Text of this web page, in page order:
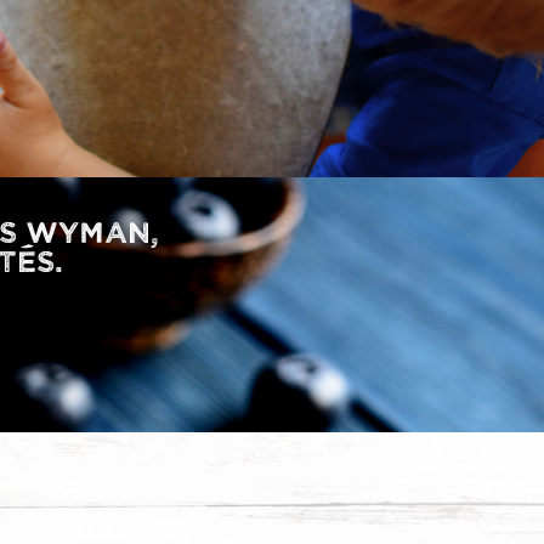
WYMAN,